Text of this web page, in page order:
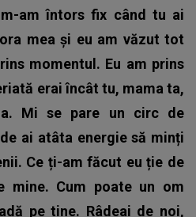
am întors fix când tu ai
mea și eu am văzut tot
momentul. Eu am prins
erai încât tu, mama ta,
Mi se pare un circ de
ai atâta energie să minți
Ce ți-am făcut eu ție de
mine. Cum poate un om
pe tine. Râdeai de noi,